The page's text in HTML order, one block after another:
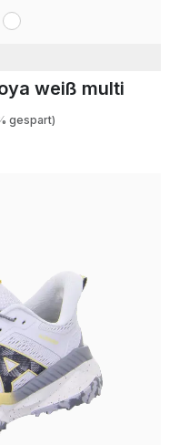
weiß
weiß multi
gespart)